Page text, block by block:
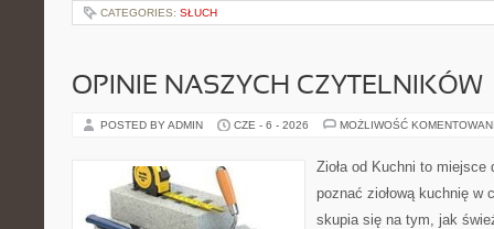
CATEGORIES: SŁUCH
OPINIE NASZYCH CZYTELNIKÓW
POSTED BY ADMIN CZE - 6 - 2026 MOŻLIWOŚĆ
Zioła od Kuchni to
poznać ziołową kuchnię w
skupia się na tym, jak